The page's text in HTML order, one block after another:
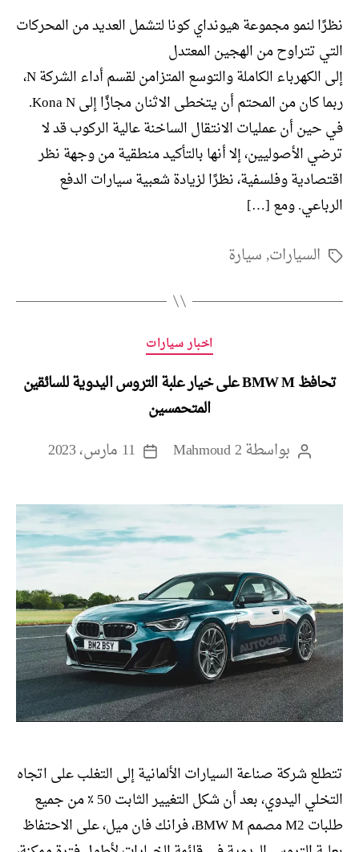
نظرًا لنمو مجموعة هيونداي كونا لتشمل العديد من المحركات
التي تتراوح من الهجين المعتدل
إلى الكهرباء الكاملة والتوسع المتزامن لقسم أداء الشركة N،
ربما كان من المحتم أن يتخطى الاثنان مجازًا إلى Kona N.
في حين أن عمليات الانتقال الساخنة عالية الركوب قد لا
ترضي الأصوليين، إلا أنها بالتأكيد منطقية من وجهة نظر
اقتصادية وفلسفية، نظرًا لزيادة شعبية سيارات الدفع
الرباعي. ومع […]
الوسومالسيارات,سيارة
التصنيفات
اخبار سيارات
تحافظ BMW M على خيار علبة التروس اليدوية للسائقين
المتحمسين
كاتببواسطةMahmoud 2
تاريخ
11 مارس، 2023
تتطلع شركة صناعة السيارات الألمانية إلى التغلب على اتجاه
التخلي اليدوي، بعد أن شكل التغيير الثابت 50 ٪ من جميع
طلبات M2 مصمم BMW M، فرانك فان ميل، على الاحتفاظ